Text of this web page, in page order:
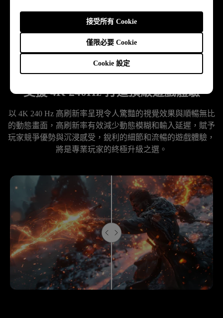
Cookie 設定
僅限必要 Cookie
接受所有 Cookie
支援 4K 240Hz 打造頂級遊戲體驗
以 4K 240 Hz 高刷新率呈現令人驚豔的視覺效果與順暢無比
的動態畫面，高刷新率有效減少動態模糊和輸入延遲，賦予
玩家競爭優勢與沉浸感受，銳利的細節和流暢的遊戲體驗，